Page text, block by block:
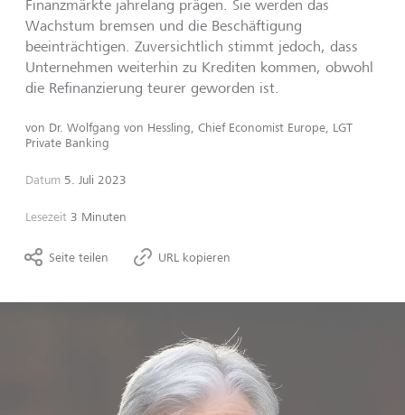
Finanzmärkte jahrelang prägen. Sie werden das
Wachstum bremsen und die Beschäftigung
beeinträchtigen. Zuversichtlich stimmt jedoch, dass
Unternehmen weiterhin zu Krediten kommen, obwohl
die Refinanzierung teurer geworden ist.
von Dr. Wolfgang von Hessling, Chief Economist Europe, LGT
Private Banking
Datum 5. Juli 2023
Lesezeit 3 Minuten
Seite teilen URL kopieren